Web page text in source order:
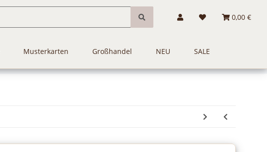
0,00 €
Musterkarten Großhandel NEU SALE